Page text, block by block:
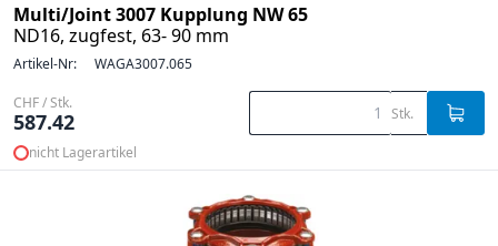
Multi/Joint 3007 Kupplung NW 65
ND16, zugfest, 63- 90 mm
Artikel-Nr: WAGA3007.065
CHF / Stk.
587.42 Stk.
nicht Lagerartikel